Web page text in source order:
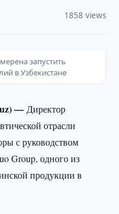
1858 views
запустить
в Узбекистане
—Директор
отрасли
с руководством
Group, одного из
продукции в